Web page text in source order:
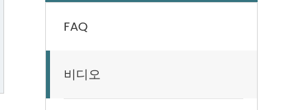
FAQ
비디오